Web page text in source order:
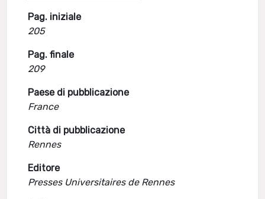
Pag. iniziale
205
Pag. finale
209
Paese di pubblicazione
France
Città di pubblicazione
Rennes
Editore
Presses Universitaires de Rennes